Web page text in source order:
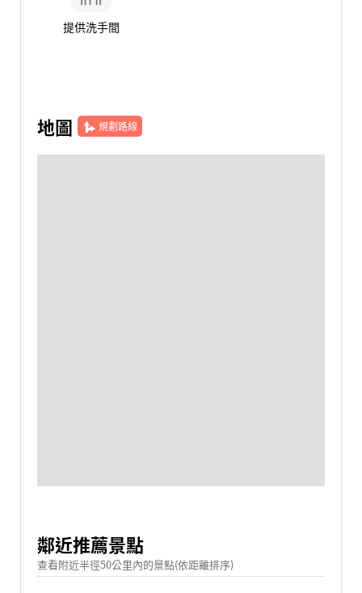
提供洗手間
地圖 規劃路線
鄰近推薦景點
查看附近半徑50公里內的景點(依距離排序)